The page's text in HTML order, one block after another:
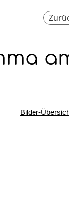
Bilder-